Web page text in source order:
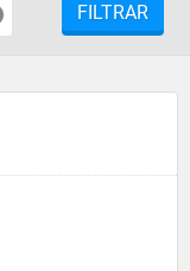
FILTRAR